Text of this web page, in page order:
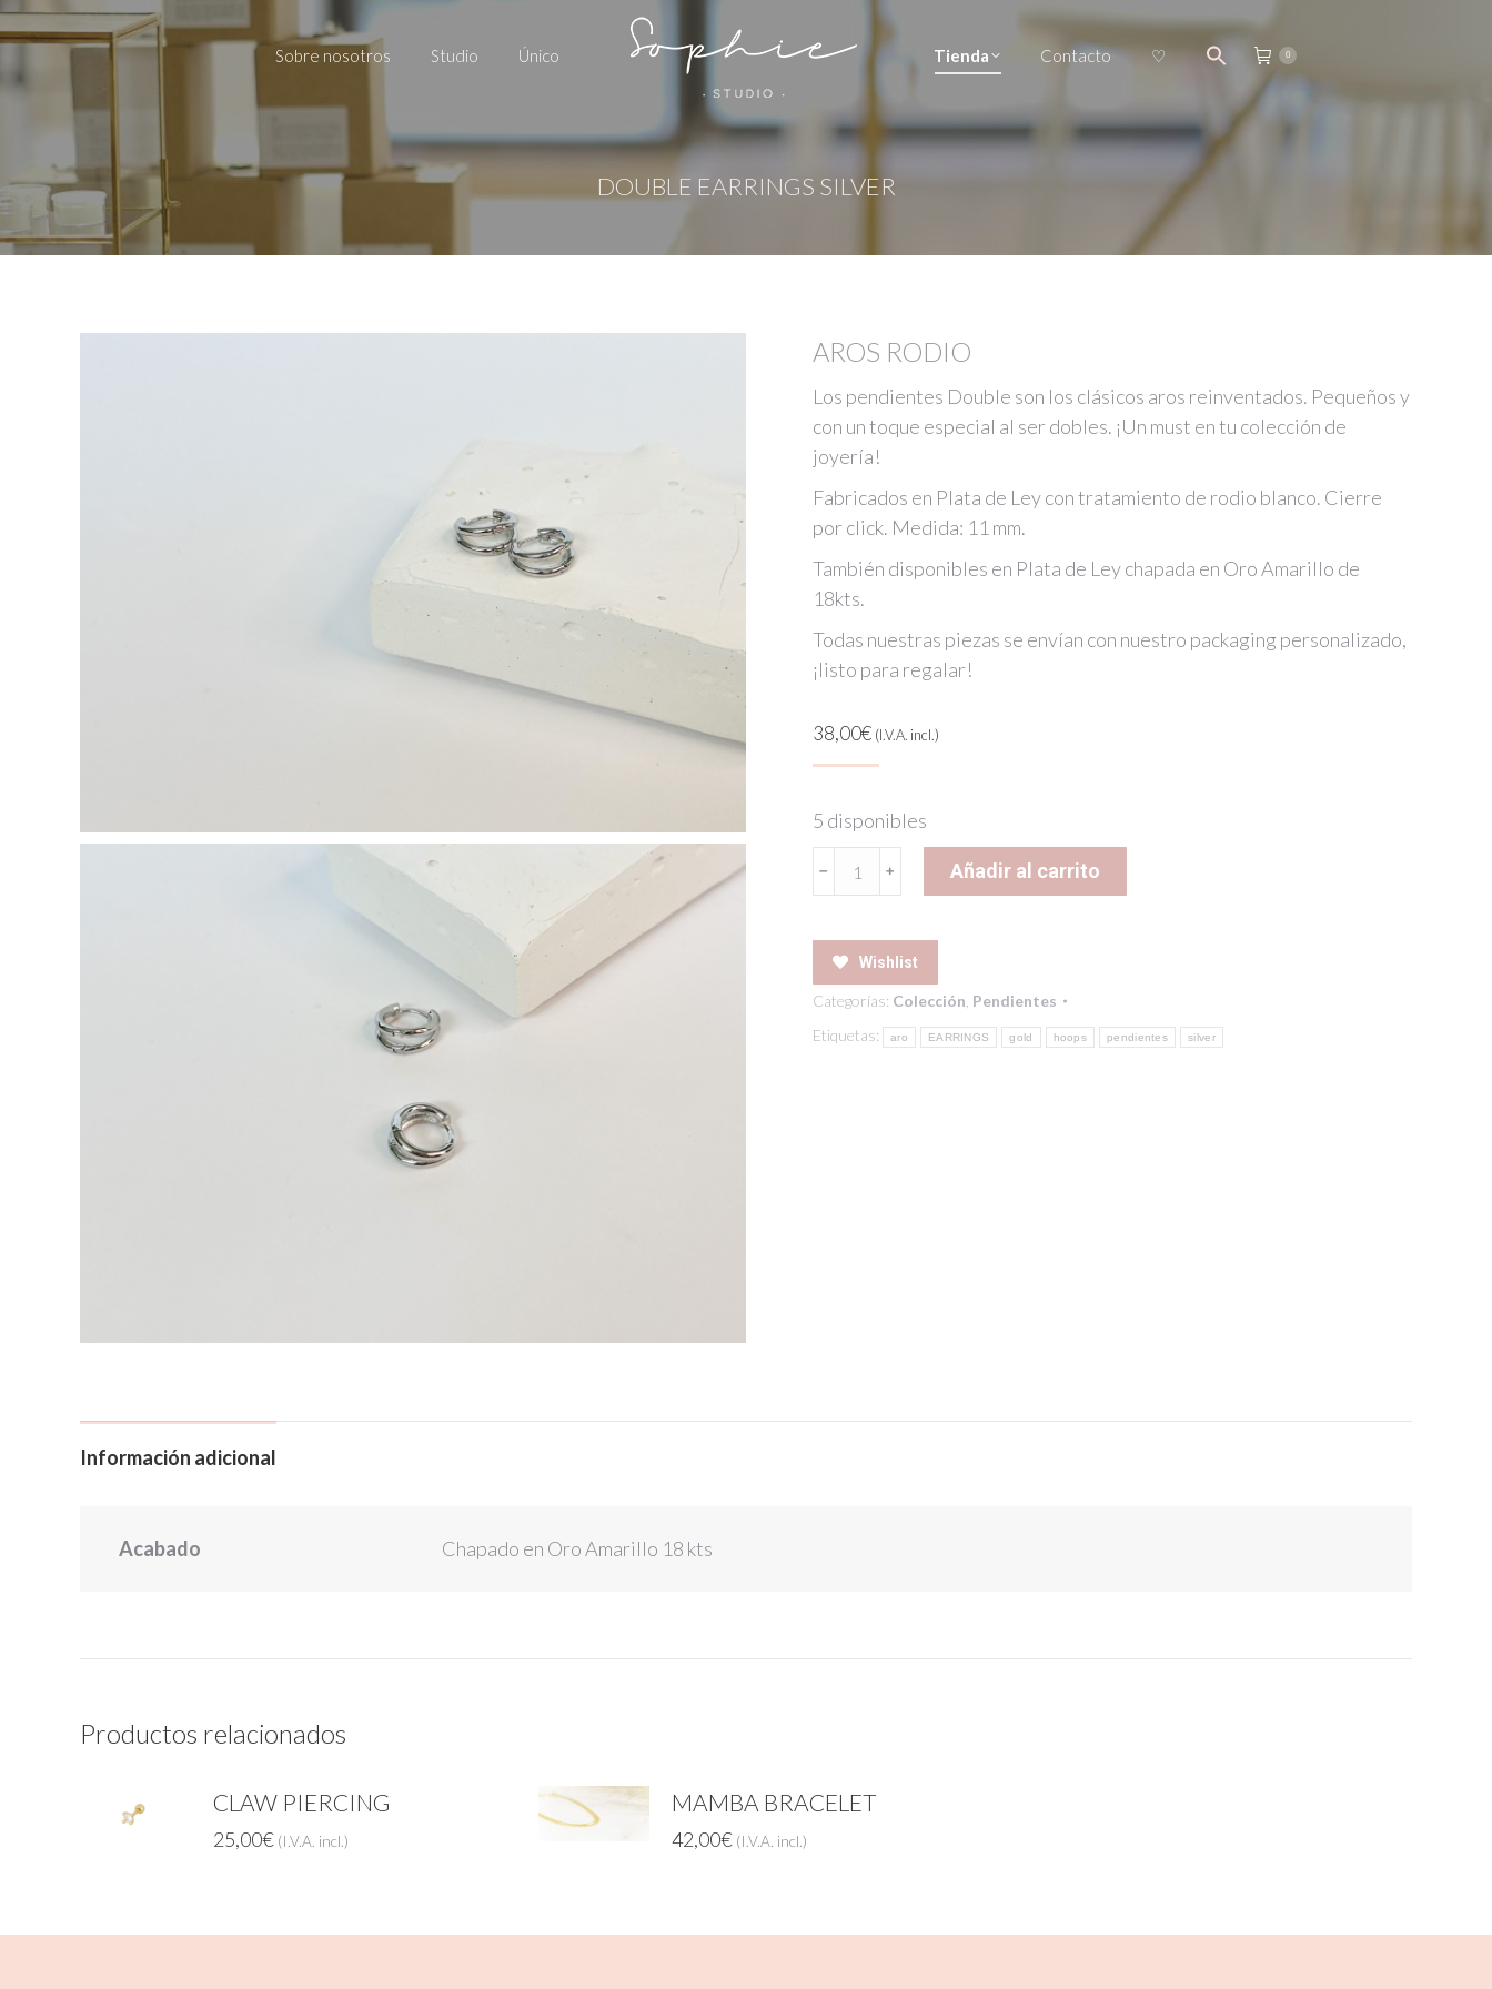
Sobre nosotros Studio Único Tienda Contacto ♡ 0
DOUBLE EARRINGS SILVER
AROS RODIO
Los pendientes Double son los clásicos aros reinventados. Pequeños y
con un toque especial al ser dobles. ¡Un must en tu colección de
joyería!
Fabricados en Plata de Ley con tratamiento de rodio blanco. Cierre
por click. Medida: 11 mm.
También disponibles en Plata de Ley chapada en Oro Amarillo de
18kts.
Todas nuestras piezas se envían con nuestro packaging personalizado,
¡listo para regalar!
38,00€ (I.V.A. incl.)
5 disponibles
EARRINGS
cantidad
Añadir al carrito
Wishlist
Categorías: Colección Pendientes
Etiquetas:
aro EARRINGS gold hoops pendientes silver
Información adicional
Acabado Chapado en Oro Amarillo 18 kts
Productos relacionados
CLAW PIERCING
25,00€ (I.V.A. incl.)
MAMBA BRACELET
42,00€ (I.V.A. incl.)